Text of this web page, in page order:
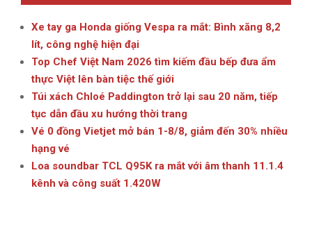
Xe tay ga Honda giống Vespa ra mắt: Bình xăng 8,2
lít, công nghệ hiện đại
Top Chef Việt Nam 2026 tìm kiếm đầu bếp đưa ẩm
thực Việt lên bàn tiệc thế giới
Túi xách Chloé Paddington trở lại sau 20 năm, tiếp
tục dẫn đầu xu hướng thời trang
Vé 0 đồng Vietjet mở bán 1-8/8, giảm đến 30% nhiều
hạng vé
Loa soundbar TCL Q95K ra mắt với âm thanh 11.1.4
kênh và công suất 1.420W